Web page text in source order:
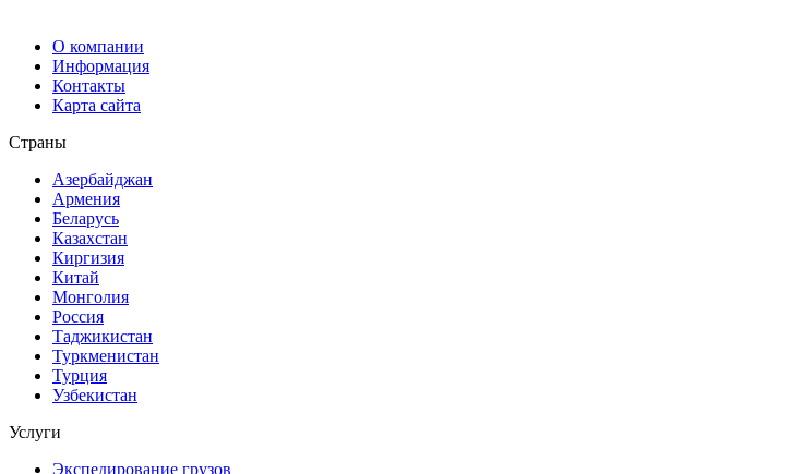
О компании
Информация
Контакты
Карта сайта
Страны
Азербайджан
Армения
Беларусь
Казахстан
Киргизия
Китай
Монголия
Россия
Таджикистан
Туркменистан
Турция
Узбекистан
Услуги
Экспедирование грузов